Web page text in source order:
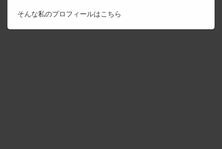
そんな私のプロフィールはこちら